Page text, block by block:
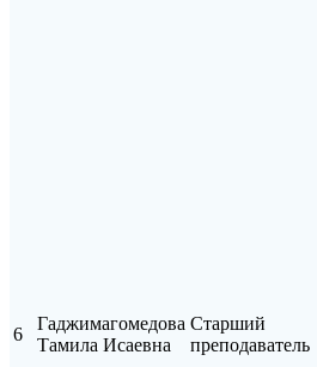
6
Гаджимагомедова
Тамила Исаевна
Старший
преподаватель